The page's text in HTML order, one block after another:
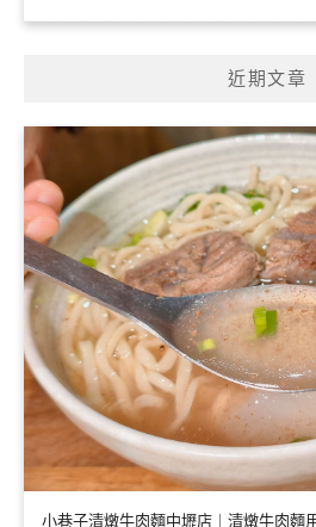
近期文章
小巷子清燉牛肉麵中壢店｜清燉牛肉麵